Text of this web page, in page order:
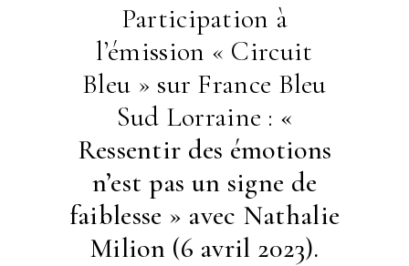
Participation à
l’émission « Circuit
Bleu » sur France Bleu
Sud Lorraine : «
Ressentir des émotions
n’est pas un signe de
faiblesse » avec Nathalie
Milion (6 avril 2023).